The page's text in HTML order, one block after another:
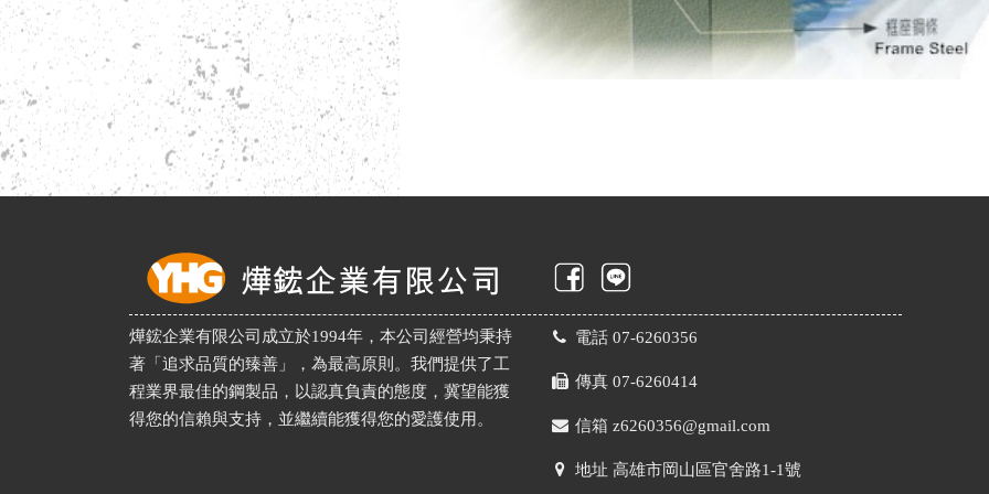
燁鋐企業有限公司成立於1994年，本公司經營均秉持
著「追求品質的臻善」，為最高原則。我們提供了工
程業界最佳的鋼製品，以認真負責的態度，冀望能獲
得您的信賴與支持，並繼續能獲得您的愛護使用。
電話 07-6260356
傳真 07-6260414
信箱 z6260356@gmail.com
地址 高雄市岡山區官舍路1-1號